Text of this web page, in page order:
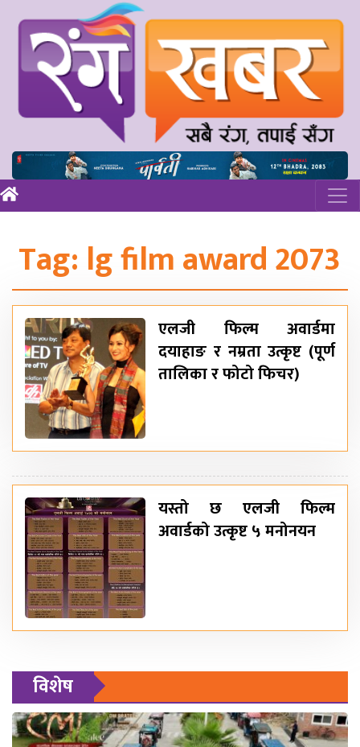
Tag: lg film award 2073
एलजी फिल्म अवार्डमा
दयाहाङ र नम्रता उत्कृष्ट (पूर्ण
तालिका र फोटो फिचर)
यस्तो छ एलजी फिल्म
अवार्डको उत्कृष्ट ५ मनोनयन
विशेष